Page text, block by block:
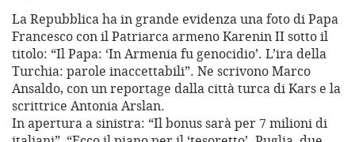
La Repubblica ha in grande evidenza una foto di Papa
Francesco con il Patriarca armeno Karenin II sotto il
titolo: “Il Papa: ‘In Armenia fu genocidio’. L’ira della
Turchia: parole inaccettabili”. Ne scrivono Marco
Ansaldo, con un reportage dalla città turca di Kars e la
scrittrice Antonia Arslan.
In apertura a sinistra: “Il bonus sarà per 7 milioni di